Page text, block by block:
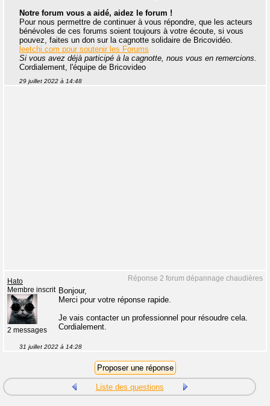
Notre forum vous a aidé, aidez le forum !
Pour nous permettre de continuer à vous répondre, que les acteurs
bénévoles de ces forums soient toujours à votre écoute, si vous
pouvez, faites un don sur la cagnotte solidaire de Bricovidéo.
leetchi.com pour soutenir les Forums
Si vous avez déjà participé à la cagnotte, nous vous en remercions.
Cordialement, l'équipe de Bricovideo
29 juillet 2022 à 14:48
Réponse 2 forum dépannage chaudières
Hato
Membre inscrit
2 messages
Bonjour,
Merci pour votre réponse rapide.
Je vais contacter un professionnel pour résoudre cela.
Cordialement.
31 juillet 2022 à 14:28
Liste des questions